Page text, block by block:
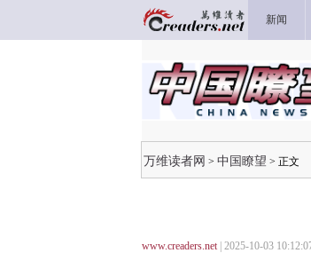
新闻
万维读者网 > 中国瞭望 > 正文
www.creaders.net| 2025-10-03